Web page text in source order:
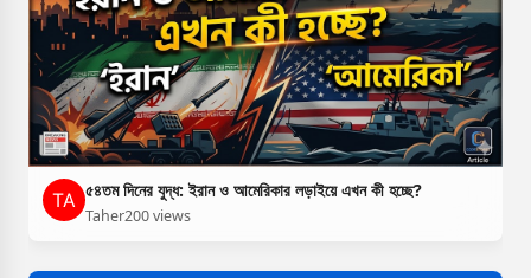
৫৪তম দিনের যুদ্ধ: ইরান ও আমেরিকার লড়াইয়ে এখন কী হচ্ছে?
Taher200 views